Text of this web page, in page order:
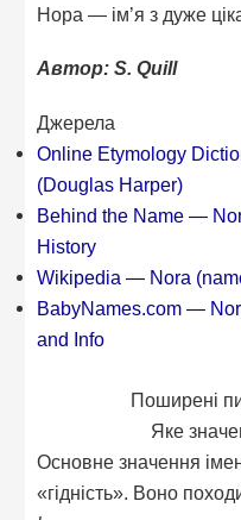
Нора — ім’я з дуже
Автор: S. Quill
Джерела
Online Etymology
(Douglas Harper)
Behind the Name —
History
Wikipedia — Nora
BabyNames.com —
and Info
Поширені
Яке
Основне значення
«гідність». Воно